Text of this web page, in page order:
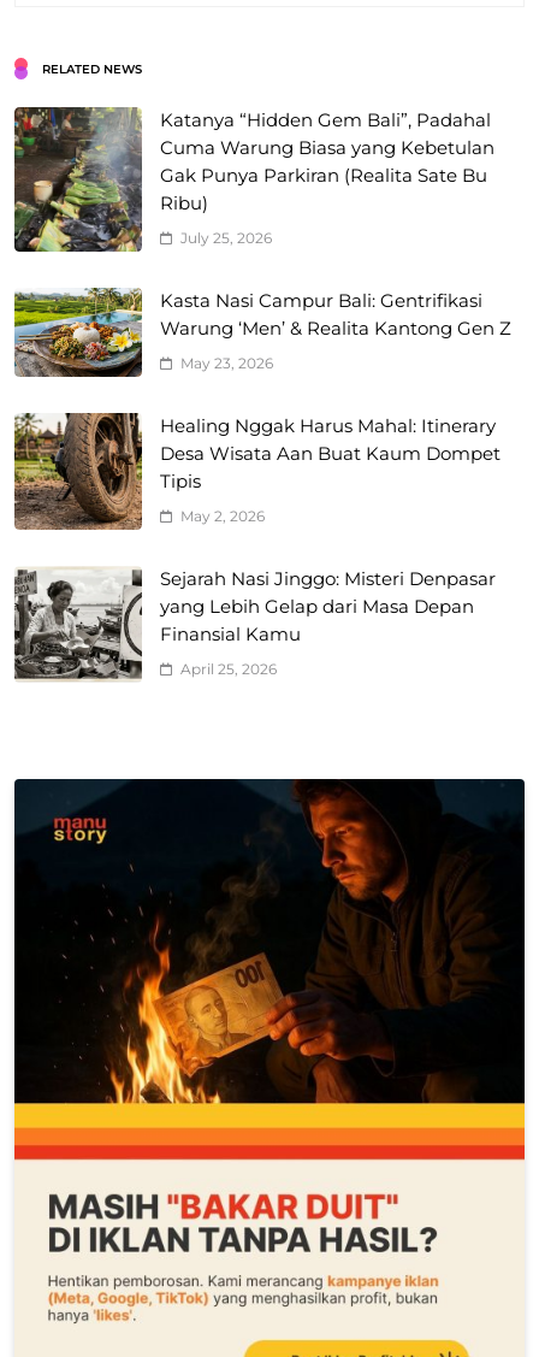
RELATED NEWS
Katanya “Hidden Gem Bali”, Padahal
Cuma Warung Biasa yang Kebetulan
Gak Punya Parkiran (Realita Sate Bu
Ribu)
July 25, 2026
Kasta Nasi Campur Bali: Gentrifikasi
Warung ‘Men’ & Realita Kantong Gen Z
May 23, 2026
Healing Nggak Harus Mahal: Itinerary
Desa Wisata Aan Buat Kaum Dompet
Tipis
May 2, 2026
Sejarah Nasi Jinggo: Misteri Denpasar
yang Lebih Gelap dari Masa Depan
Finansial Kamu
April 25, 2026